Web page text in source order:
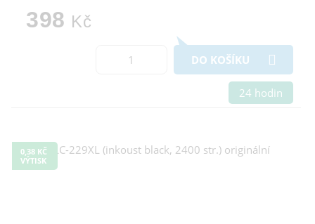
398 Kč
DO KOŠÍKU
24 hodin
0,38 KČ
VÝTISK